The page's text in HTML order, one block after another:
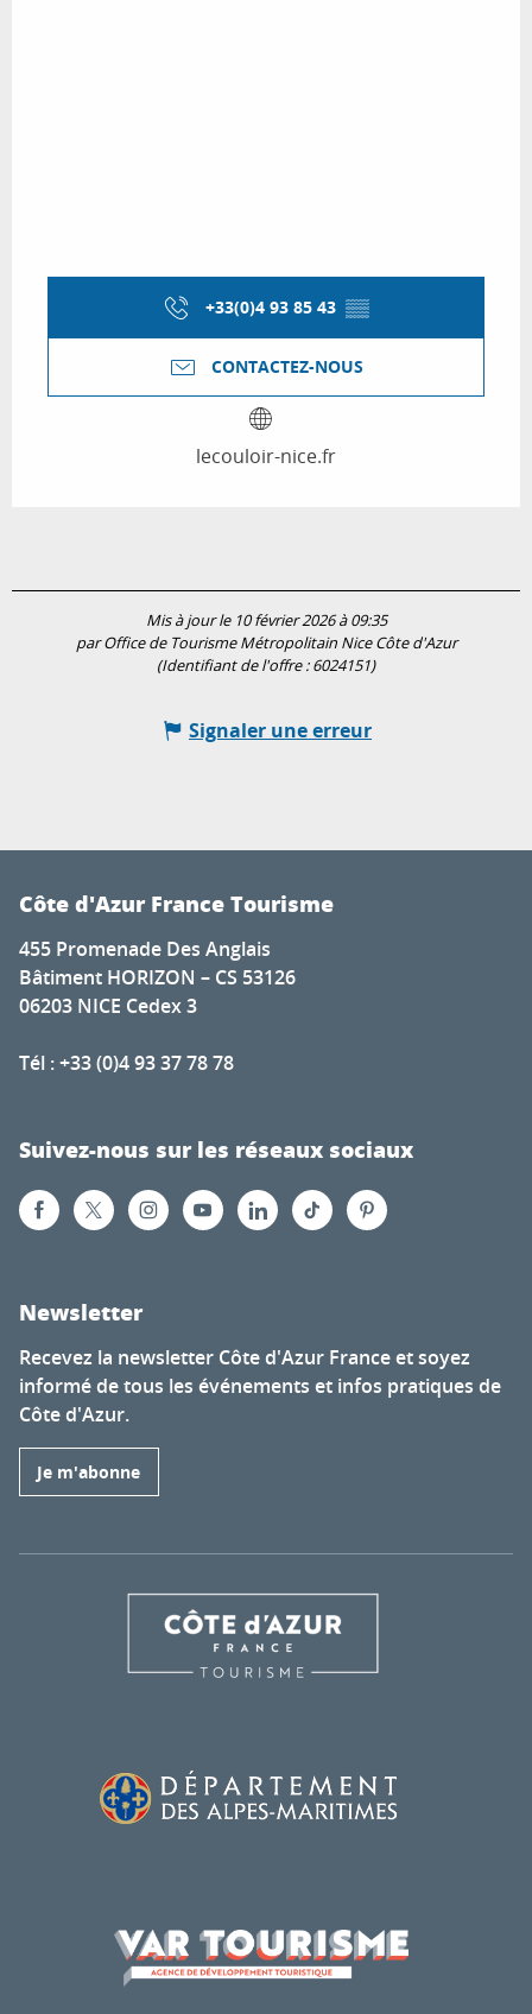
+33(0)4 93 85 43 ▒▒
CONTACTEZ-NOUS
lecouloir-nice.fr
Mis à jour le 10 février 2026 à 09:35
par Office de Tourisme Métropolitain Nice Côte d'Azur
(Identifiant de l'offre :6024151)
Signaler une erreur
Côte d'Azur France Tourisme
455 Promenade Des Anglais
Bâtiment HORIZON – CS 53126
06203 NICE Cedex 3
Tél : +33 (0)4 93 37 78 78
Suivez-nous sur les réseaux sociaux
Newsletter
Recevez la newsletter Côte d'Azur France et soyez
informé de tous les événements et infos pratiques de
Côte d'Azur.
Je m'abonne